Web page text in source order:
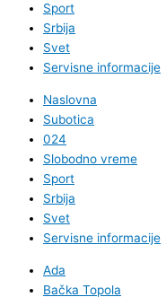
Sport
Srbija
Svet
Servisne informacije
Naslovna
Subotica
024
Slobodno vreme
Sport
Srbija
Svet
Servisne informacije
Ada
Bačka Topola